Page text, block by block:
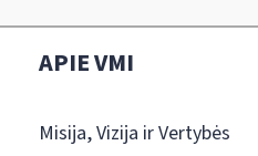
APIE VMI
Misija, Vizija ir Vertybės